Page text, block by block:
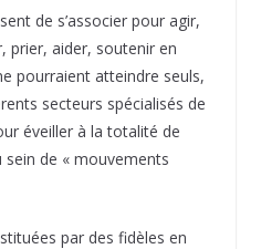
de s’associer pour agir,
prier, aider, soutenir en
pourraient atteindre seuls,
secteurs spécialisés de
éveiller à la totalité de
sein de « mouvements
par des fidèles en